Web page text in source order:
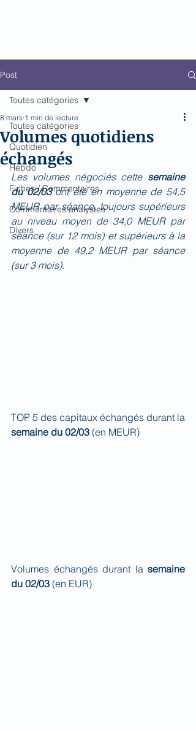
Post
Toutes catégories
Quotidien
Hebdo
Fiches / Commentaires
Commentaires analystes
Divers
Toutes catégories
Volumes quotidiens
échangés
8 mars 1 min de lecture
Les volumes négociés cette semaine
du 02/03 ont été en moyenne de 54,5
MEUR par séance, toujours supérieurs
au niveau moyen de 34,0 MEUR par
séance (sur 12 mois) et supérieurs à la
moyenne de 49,2 MEUR par séance
(sur 3 mois).
semaine du 02/03 (en MEUR)
Volumes échangés durant la semaine
du 02/03 (en EUR)